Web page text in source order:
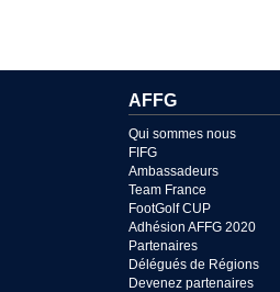
AFFG
Qui sommes nous
FIFG
Ambassadeurs
Team France
FootGolf CUP
Adhésion AFFG 2020
Partenaires
Délégués de Régions
Devenez partenaires